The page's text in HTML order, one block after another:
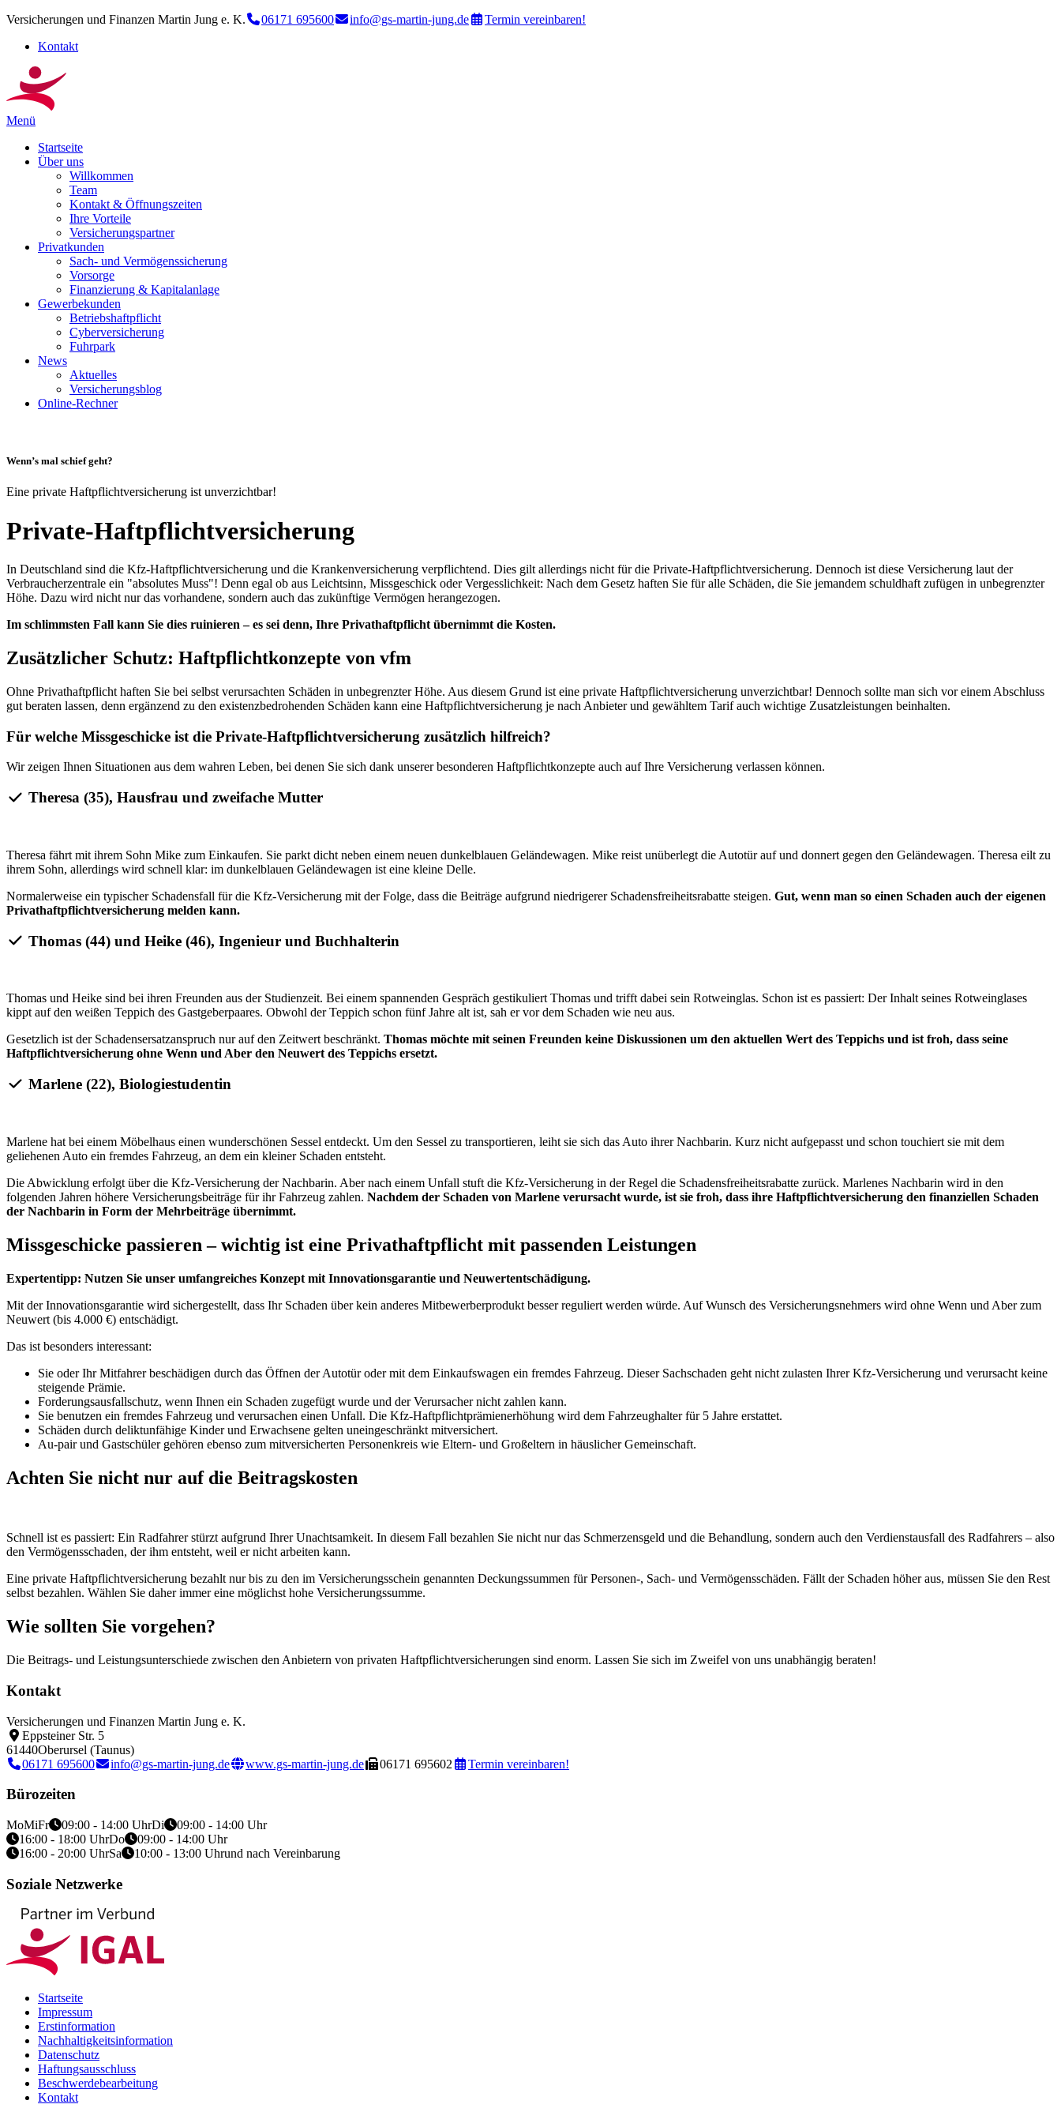
Versicherungen und Finanzen Martin Jung e. K. 06171 695600 info@gs-martin-jung.de
Termin vereinbaren!
Kontakt
Menü
Startseite
Über uns
Willkommen
Team
Kontakt & Öffnungszeiten
Ihre Vorteile
Versicherungspartner
Privatkunden
Sach- und Vermögenssicherung
Vorsorge
Finanzierung & Kapitalanlage
Gewerbekunden
Betriebshaftpflicht
Cyberversicherung
Fuhrpark
News
Aktuelles
Versicherungsblog
Online-Rechner
Wenn’s mal schief geht?
Eine private Haftpflichtversicherung ist unverzichtbar!
Private-Haftpflichtversicherung
In Deutschland sind die Kfz-Haftpflichtversicherung und die Krankenversicherung verpflichtend. Dies gilt allerdings nicht für die Private-Haftpflichtversicherung. Dennoch ist diese Versicherung laut der
Verbraucherzentrale ein "absolutes Muss"! Denn egal ob aus Leichtsinn, Missgeschick oder Vergesslichkeit: Nach dem Gesetz haften Sie für alle Schäden, die Sie jemandem schuldhaft zufügen in unbegrenzter
Höhe. Dazu wird nicht nur das vorhandene, sondern auch das zukünftige Vermögen herangezogen.
Im schlimmsten Fall kann Sie dies ruinieren – es sei denn, Ihre Privathaftpflicht übernimmt die Kosten.
Zusätzlicher Schutz: Haftpflichtkonzepte von vfm
Ohne Privathaftpflicht haften Sie bei selbst verursachten Schäden in unbegrenzter Höhe. Aus diesem Grund ist eine private Haftpflichtversicherung unverzichtbar! Dennoch sollte man sich vor einem Abschluss
gut beraten lassen, denn ergänzend zu den existenzbedrohenden Schäden kann eine Haftpflichtversicherung je nach Anbieter und gewähltem Tarif auch wichtige Zusatzleistungen beinhalten.
Für welche Missgeschicke ist die Private-Haftpflichtversicherung zusätzlich hilfreich?
Wir zeigen Ihnen Situationen aus dem wahren Leben, bei denen Sie sich dank unserer besonderen Haftpflichtkonzepte auch auf Ihre Versicherung verlassen können.
Theresa (35), Hausfrau und zweifache Mutter
Theresa fährt mit ihrem Sohn Mike zum Einkaufen. Sie parkt dicht neben einem neuen dunkelblauen Geländewagen. Mike reist unüberlegt die Autotür auf und donnert gegen den Geländewagen. Theresa eilt zu
ihrem Sohn, allerdings wird schnell klar: im dunkelblauen Geländewagen ist eine kleine Delle.
Normalerweise ein typischer Schadensfall für die Kfz-Versicherung mit der Folge, dass die Beiträge aufgrund niedrigerer Schadensfreiheitsrabatte steigen. Gut, wenn man so einen Schaden auch der eigenen
Privathaftpflichtversicherung melden kann.
Thomas (44) und Heike (46), Ingenieur und Buchhalterin
Thomas und Heike sind bei ihren Freunden aus der Studienzeit. Bei einem spannenden Gespräch gestikuliert Thomas und trifft dabei sein Rotweinglas. Schon ist es passiert: Der Inhalt seines Rotweinglases
kippt auf den weißen Teppich des Gastgeberpaares. Obwohl der Teppich schon fünf Jahre alt ist, sah er vor dem Schaden wie neu aus.
Gesetzlich ist der Schadensersatzanspruch nur auf den Zeitwert beschränkt. Thomas möchte mit seinen Freunden keine Diskussionen um den aktuellen Wert des Teppichs und ist froh, dass seine
Haftpflichtversicherung ohne Wenn und Aber den Neuwert des Teppichs ersetzt.
Marlene (22), Biologiestudentin
Marlene hat bei einem Möbelhaus einen wunderschönen Sessel entdeckt. Um den Sessel zu transportieren, leiht sie sich das Auto ihrer Nachbarin. Kurz nicht aufgepasst und schon touchiert sie mit dem
geliehenen Auto ein fremdes Fahrzeug, an dem ein kleiner Schaden entsteht.
Die Abwicklung erfolgt über die Kfz-Versicherung der Nachbarin. Aber nach einem Unfall stuft die Kfz-Versicherung in der Regel die Schadensfreiheitsrabatte zurück. Marlenes Nachbarin wird in den
folgenden Jahren höhere Versicherungsbeiträge für ihr Fahrzeug zahlen. Nachdem der Schaden von Marlene verursacht wurde, ist sie froh, dass ihre Haftpflichtversicherung den finanziellen Schaden
der Nachbarin in Form der Mehrbeiträge übernimmt.
Missgeschicke passieren – wichtig ist eine Privathaftpflicht mit passenden Leistungen
Expertentipp: Nutzen Sie unser umfangreiches Konzept mit Innovationsgarantie und Neuwertentschädigung.
Mit der Innovationsgarantie wird sichergestellt, dass Ihr Schaden über kein anderes Mitbewerberprodukt besser reguliert werden würde. Auf Wunsch des Versicherungsnehmers wird ohne Wenn und Aber zum
Neuwert (bis 4.000 €) entschädigt.
Das ist besonders interessant:
Sie oder Ihr Mitfahrer beschädigen durch das Öffnen der Autotür oder mit dem Einkaufswagen ein fremdes Fahrzeug. Dieser Sachschaden geht nicht zulasten Ihrer Kfz-Versicherung und verursacht keine
steigende Prämie.
Forderungsausfallschutz, wenn Ihnen ein Schaden zugefügt wurde und der Verursacher nicht zahlen kann.
Sie benutzen ein fremdes Fahrzeug und verursachen einen Unfall. Die Kfz-Haftpflichtprämienerhöhung wird dem Fahrzeughalter für 5 Jahre erstattet.
Schäden durch deliktunfähige Kinder und Erwachsene gelten uneingeschränkt mitversichert.
Au-pair und Gastschüler gehören ebenso zum mitversicherten Personenkreis wie Eltern- und Großeltern in häuslicher Gemeinschaft.
Achten Sie nicht nur auf die Beitragskosten
Schnell ist es passiert: Ein Radfahrer stürzt aufgrund Ihrer Unachtsamkeit. In diesem Fall bezahlen Sie nicht nur das Schmerzensgeld und die Behandlung, sondern auch den Verdienstausfall des Radfahrers – also
den Vermögensschaden, der ihm entsteht, weil er nicht arbeiten kann.
Eine private Haftpflichtversicherung bezahlt nur bis zu den im Versicherungsschein genannten Deckungssummen für Personen-, Sach- und Vermögensschäden. Fällt der Schaden höher aus, müssen Sie den Rest
selbst bezahlen. Wählen Sie daher immer eine möglichst hohe Versicherungssumme.
Wie sollten Sie vorgehen?
Die Beitrags- und Leistungsunterschiede zwischen den Anbietern von privaten Haftpflichtversicherungen sind enorm. Lassen Sie sich im Zweifel von uns unabhängig beraten!
Kontakt
Versicherungen und Finanzen Martin Jung e. K.
Eppsteiner Str. 5
61440Oberursel (Taunus)
06171 695600
info@gs-martin-jung.de www.gs-martin-jung.de 06171 695602 Termin vereinbaren!
Bürozeiten
MoMiFr 09:00 - 14:00 UhrDi
09:00 - 14:00 Uhr
16:00 - 18:00 UhrDo
09:00 - 14:00 Uhr
16:00 - 20:00 UhrSa 10:00 - 13:00 Uhrund nach Vereinbarung
Soziale Netzwerke
Startseite
Impressum
Erstinformation
Nachhaltigkeitsinformation
Datenschutz
Haftungsausschluss
Beschwerdebearbeitung
Kontakt